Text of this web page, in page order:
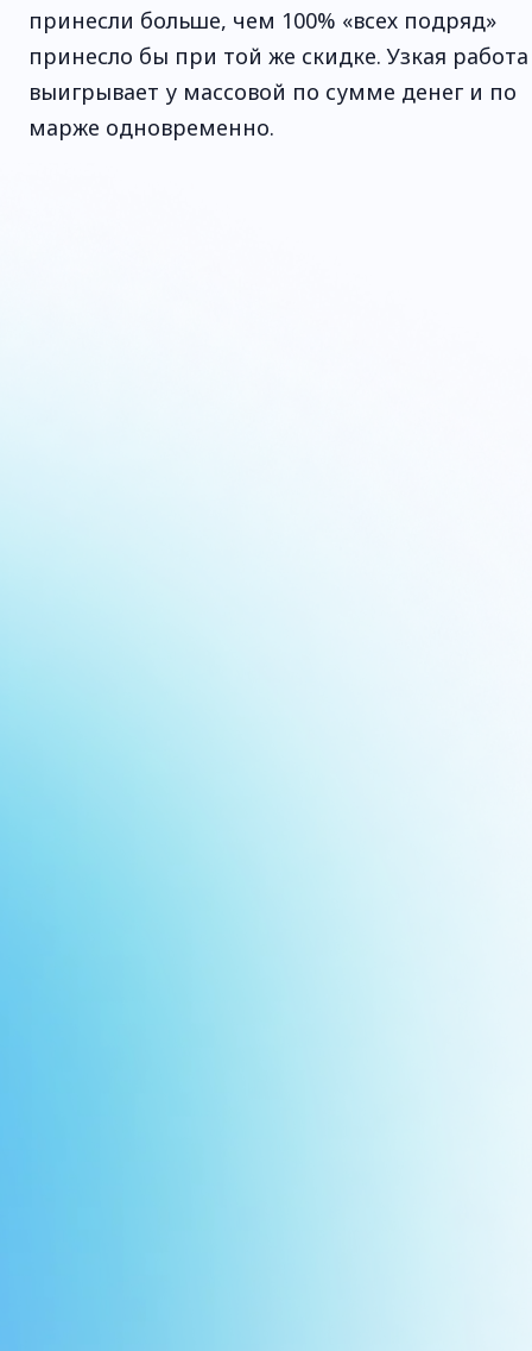
принесли больше, чем 100% «всех подряд»
принесло бы при той же скидке. Узкая работа
выигрывает у массовой по сумме денег и по
марже одновременно.